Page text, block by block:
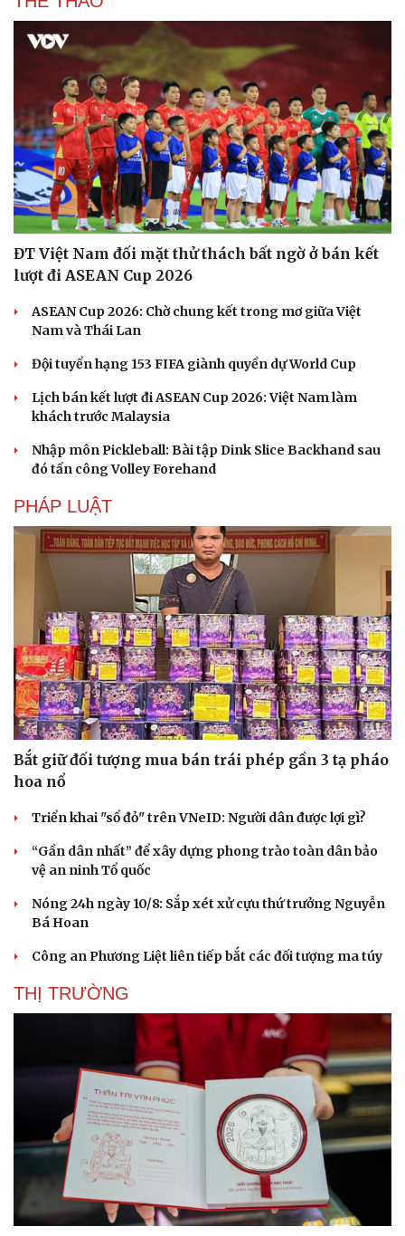
Du lịch
Tư vấn
Săn Tour
check-in
Podcast
Câu chuyện thời sự
Đọc truyện đêm khuya
Hạt giống tâm hồn
ĐT Việt Nam đối mặt thử thách bất ngờ ở bán kết
lượt đi ASEAN Cup 2026
ASEAN Cup 2026: Chờ chung kết trong mơ giữa Việt
Nam và Thái Lan
Đội tuyển hạng 153 FIFA giành quyền dự World Cup
Lịch bán kết lượt đi ASEAN Cup 2026: Việt Nam làm
khách trước Malaysia
Nhập môn Pickleball: Bài tập Dink Slice Backhand sau
đó tấn công Volley Forehand
PHÁP LUẬT
Bắt giữ đối tượng mua bán trái phép gần 3 tạ pháo
hoa nổ
Triển khai "sổ đỏ" trên VNeID: Người dân được lợi gì?
“Gần dân nhất” để xây dựng phong trào toàn dân bảo
vệ an ninh Tổ quốc
Nóng 24h ngày 10/8: Sắp xét xử cựu thứ trưởng Nguyễn
Bá Hoan
Công an Phương Liệt liên tiếp bắt các đối tượng ma túy
THỊ TRƯỜNG